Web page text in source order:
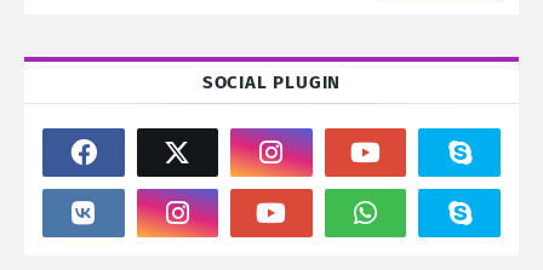
SOCIAL PLUGIN